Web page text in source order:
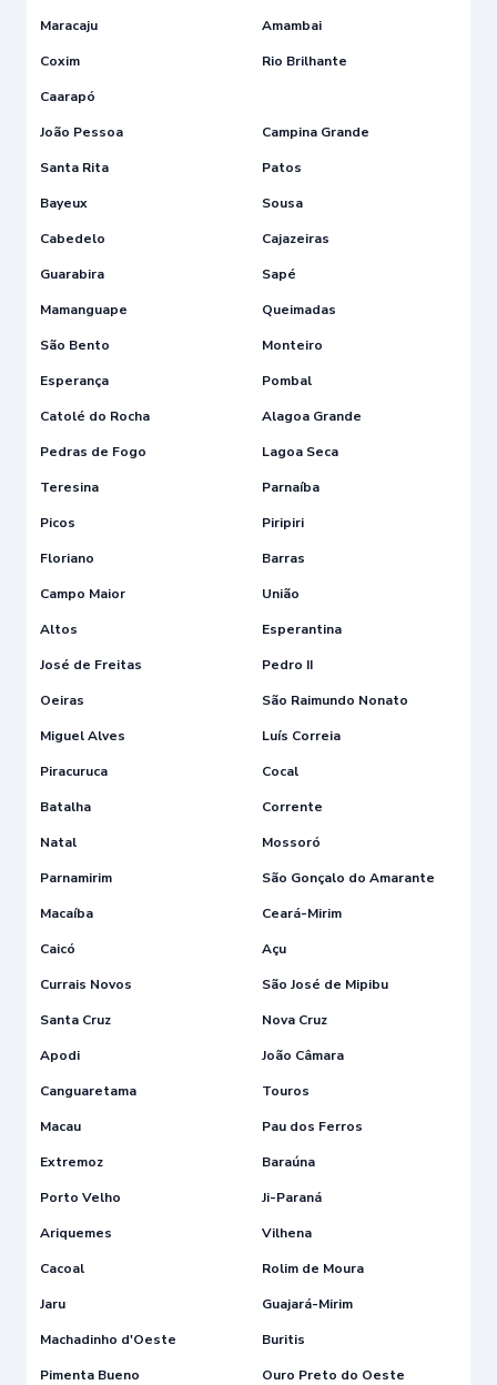
Maracaju
Amambai
Coxim
Rio Brilhante
Caarapó
João Pessoa
Campina Grande
Santa Rita
Patos
Bayeux
Sousa
Cabedelo
Cajazeiras
Guarabira
Sapé
Mamanguape
Queimadas
São Bento
Monteiro
Esperança
Pombal
Catolé do Rocha
Alagoa Grande
Pedras de Fogo
Lagoa Seca
Teresina
Parnaíba
Picos
Piripiri
Floriano
Barras
Campo Maior
União
Altos
Esperantina
José de Freitas
Pedro II
Oeiras
São Raimundo Nonato
Miguel Alves
Luís Correia
Piracuruca
Cocal
Batalha
Corrente
Natal
Mossoró
Parnamirim
São Gonçalo do Amarante
Macaíba
Ceará-Mirim
Caicó
Açu
Currais Novos
São José de Mipibu
Santa Cruz
Nova Cruz
Apodi
João Câmara
Canguaretama
Touros
Macau
Pau dos Ferros
Extremoz
Baraúna
Porto Velho
Ji-Paraná
Ariquemes
Vilhena
Cacoal
Rolim de Moura
Jaru
Guajará-Mirim
Machadinho d'Oeste
Buritis
Pimenta Bueno
Ouro Preto do Oeste